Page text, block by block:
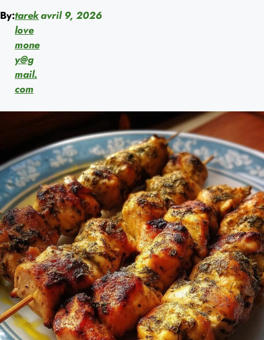
By:tarek
love
mone
y@g
mail.
com
avril 9, 2026